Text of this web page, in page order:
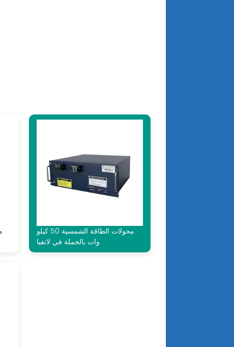
محولات الطاقة الشمسية 50 كيلو
وات بالجملة في لاتفيا